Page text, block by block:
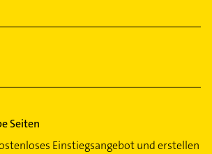
Seiten
Einstiegsangebot und erstellen